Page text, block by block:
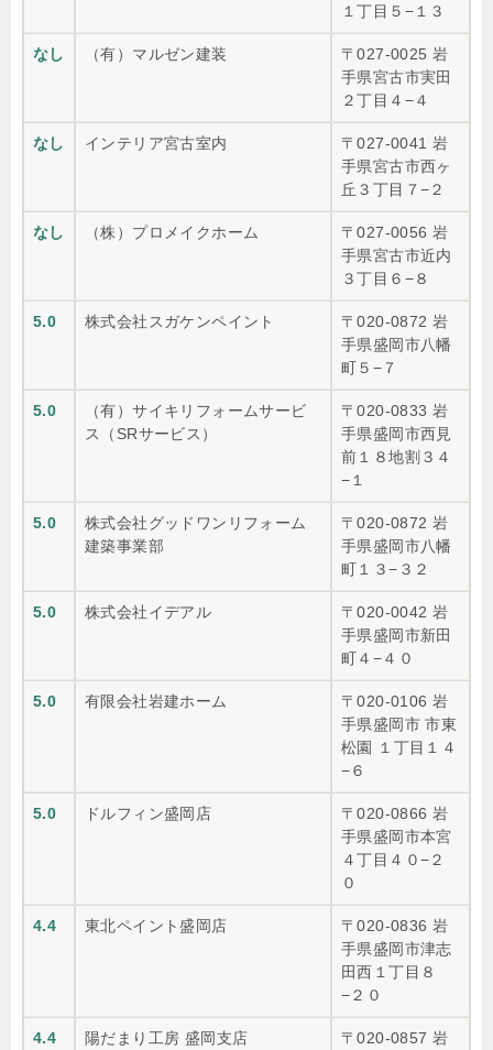
１丁目５−１３
なし （有）マルゼン建装
〒027-0025 岩
手県宮古市実田
２丁目４−４
なし インテリア宮古室内
〒027-0041 岩
手県宮古市西ヶ
丘３丁目７−２
なし （株）プロメイクホーム
〒027-0056 岩
手県宮古市近内
３丁目６−８
5.0 株式会社スガケンペイント
〒020-0872 岩
手県盛岡市八幡
町５−７
5.0
（有）サイキリフォームサービ
ス（SRサービス）
〒020-0833 岩
手県盛岡市西見
前１８地割３４
−１
5.0
株式会社グッドワンリフォーム
建築事業部
〒020-0872 岩
手県盛岡市八幡
町１３−３２
5.0 株式会社イデアル
〒020-0042 岩
手県盛岡市新田
町４−４０
5.0 有限会社岩建ホーム
〒020-0106 岩
手県盛岡市 市東
松園 １丁目１４
−６
5.0 ドルフィン盛岡店
〒020-0866 岩
手県盛岡市本宮
４丁目４０−２
０
4.4 東北ペイント盛岡店
〒020-0836 岩
手県盛岡市津志
田西１丁目８
−２０
4.4 陽だまり工房 盛岡支店
〒020-0857 岩